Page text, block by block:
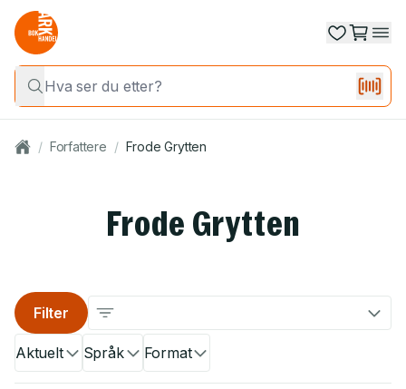
/ Forfattere / Frode Grytten
Frode Grytten
Aktuelt Språk Format
Filter